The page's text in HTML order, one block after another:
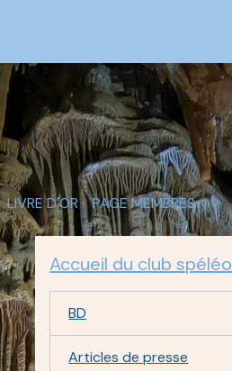
LIVRE D'OR PAGE MEMBRES
Accueil du club spéléo
BD
Articles de presse